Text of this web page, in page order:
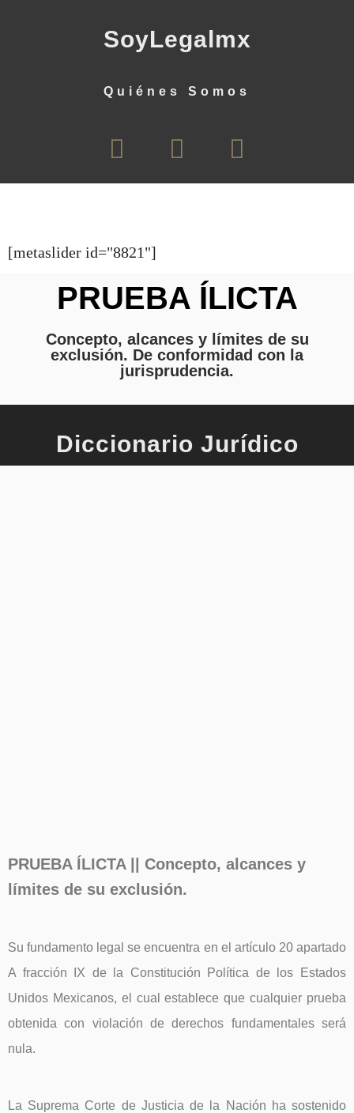
SoyLegalmx
Quiénes Somos
[metaslider id="8821"]
PRUEBA ÍLICTA
Concepto, alcances y límites de su
exclusión. De conformidad con la
jurisprudencia.
Diccionario Jurídico
PRUEBA ÍLICTA || Concepto, alcances y
límites de su exclusión.
Su fundamento legal se encuentra en el artículo 20 apartado
A fracción IX de la Constitución Política de los Estados
Unidos Mexicanos, el cual establece que cualquier prueba
obtenida con violación de derechos fundamentales será
nula.
La Suprema Corte de Justicia de la Nación ha sostenido